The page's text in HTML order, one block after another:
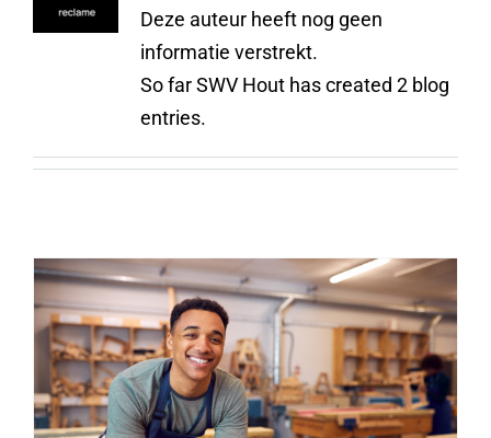
Deze auteur heeft nog geen
informatie verstrekt.
So far SWV Hout has created 2 blog
entries.